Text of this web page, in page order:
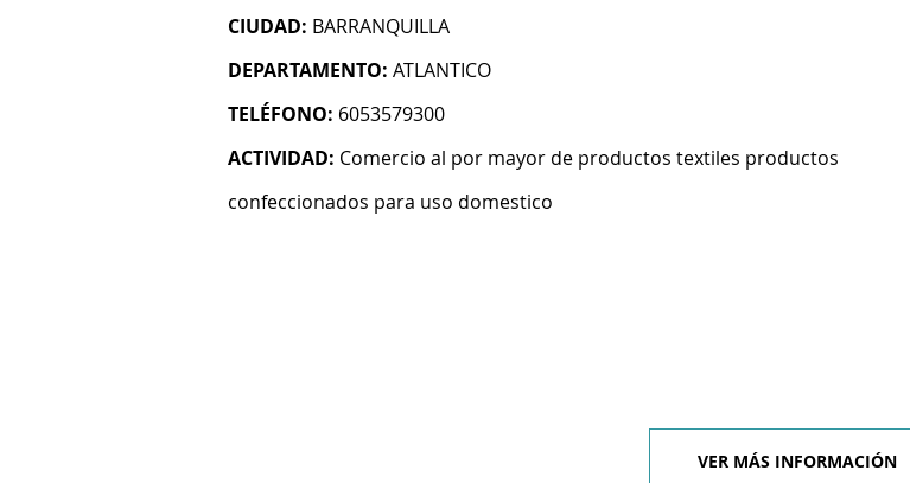
CIUDAD: BARRANQUILLA
DEPARTAMENTO: ATLANTICO
TELÉFONO: 6053579300
ACTIVIDAD: Comercio al por mayor de productos textiles productos
confeccionados para uso domestico
VER MÁS INFORMACIÓN